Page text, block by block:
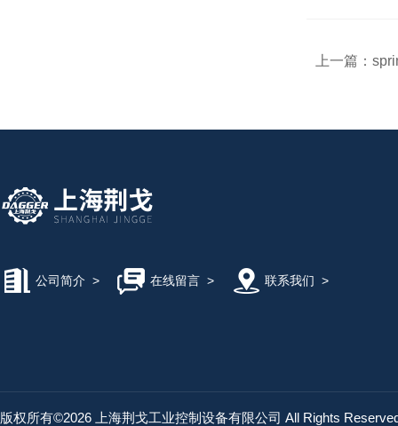
上一篇：
公司简介 > 在线留言> 联系我们 >
版权所有©2026 上海荆戈工业控制设备有限公司 All Rights